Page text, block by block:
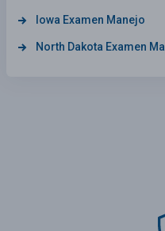
Iowa Examen Manejo
North Dakota Examen